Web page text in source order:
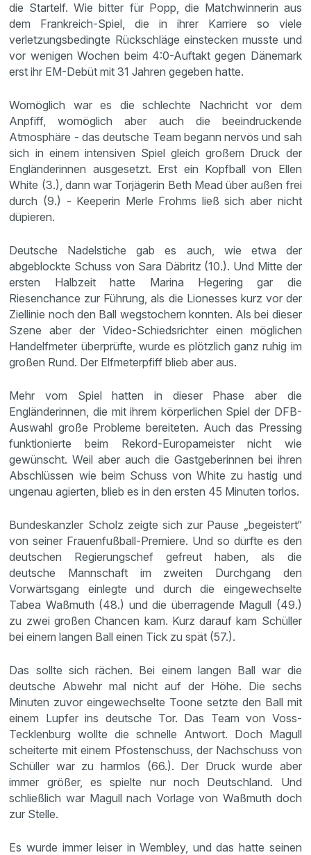
die Startelf. Wie bitter für Popp, die Matchwinnerin aus
dem Frankreich-Spiel, die in ihrer Karriere so viele
verletzungsbedingte Rückschläge einstecken musste und
vor wenigen Wochen beim 4:0-Auftakt gegen Dänemark
erst ihr EM-Debüt mit 31 Jahren gegeben hatte.
Womöglich war es die schlechte Nachricht vor dem
Anpfiff, womöglich aber auch die beeindruckende
Atmosphäre - das deutsche Team begann nervös und sah
sich in einem intensiven Spiel gleich großem Druck der
Engländerinnen ausgesetzt. Erst ein Kopfball von Ellen
White (3.), dann war Torjägerin Beth Mead über außen frei
durch (9.) - Keeperin Merle Frohms ließ sich aber nicht
düpieren.
Deutsche Nadelstiche gab es auch, wie etwa der
abgeblockte Schuss von Sara Däbritz (10.). Und Mitte der
ersten Halbzeit hatte Marina Hegering gar die
Riesenchance zur Führung, als die Lionesses kurz vor der
Ziellinie noch den Ball wegstochern konnten. Als bei dieser
Szene aber der Video-Schiedsrichter einen möglichen
Handelfmeter überprüfte, wurde es plötzlich ganz ruhig im
großen Rund. Der Elfmeterpfiff blieb aber aus.
Mehr vom Spiel hatten in dieser Phase aber die
Engländerinnen, die mit ihrem körperlichen Spiel der DFB-
Auswahl große Probleme bereiteten. Auch das Pressing
funktionierte beim Rekord-Europameister nicht wie
gewünscht. Weil aber auch die Gastgeberinnen bei ihren
Abschlüssen wie beim Schuss von White zu hastig und
ungenau agierten, blieb es in den ersten 45 Minuten torlos.
Bundeskanzler Scholz zeigte sich zur Pause „begeistert“
von seiner Frauenfußball-Premiere. Und so dürfte es den
deutschen Regierungschef gefreut haben, als die
deutsche Mannschaft im zweiten Durchgang den
Vorwärtsgang einlegte und durch die eingewechselte
Tabea Waßmuth (48.) und die überragende Magull (49.)
zu zwei großen Chancen kam. Kurz darauf kam Schüller
bei einem langen Ball einen Tick zu spät (57.).
Das sollte sich rächen. Bei einem langen Ball war die
deutsche Abwehr mal nicht auf der Höhe. Die sechs
Minuten zuvor eingewechselte Toone setzte den Ball mit
einem Lupfer ins deutsche Tor. Das Team von Voss-
Tecklenburg wollte die schnelle Antwort. Doch Magull
scheiterte mit einem Pfostenschuss, der Nachschuss von
Schüller war zu harmlos (66.). Der Druck wurde aber
immer größer, es spielte nur noch Deutschland. Und
schließlich war Magull nach Vorlage von Waßmuth doch
zur Stelle.
Es wurde immer leiser in Wembley, und das hatte seinen